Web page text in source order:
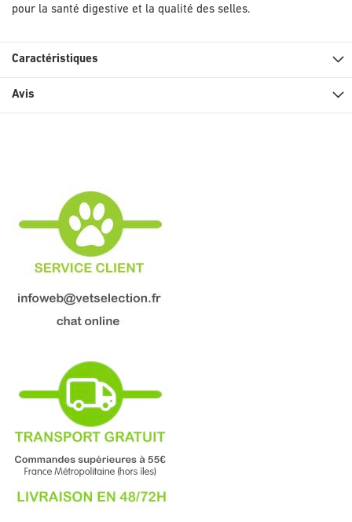
pour la santé digestive et la qualité des selles.
Caractéristiques
Avis